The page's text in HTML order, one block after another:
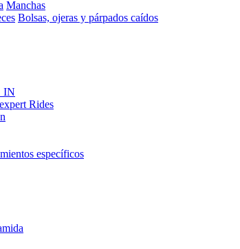
Manchas
Bolsas, ojeras y párpados caídos
Rides
específicos